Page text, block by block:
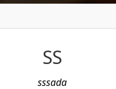
SS
sssada